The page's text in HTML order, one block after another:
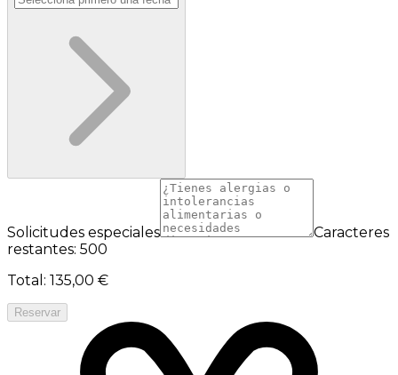
Solicitudes especiales
Caracteres
restantes: 500
Total : 135,00 €
Reservar